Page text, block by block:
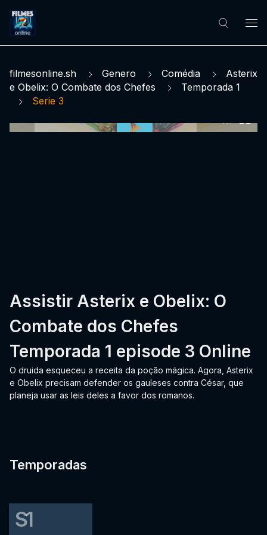
filmesonline.sh Genero Comédia
Asterix
e Obelix: O Combate dos Chefes
Temporada 1
Serie 3
Assistir Asterix e Obelix: O
Combate dos Chefes
Temporada 1 episode 3 Online
O druida esqueceu a receita da poção mágica. Agora, Asterix
e Obelix precisam defender os gauleses contra César, que
planeja usar as leis deles a favor dos romanos.
Temporadas
S1